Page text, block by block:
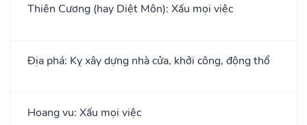
Thiên Cương (hay Diệt Môn): Xấu mọi việc
Địa phá: Kỵ xây dựng nhà cửa, khởi công, động thổ
Hoang vu: Xấu mọi việc